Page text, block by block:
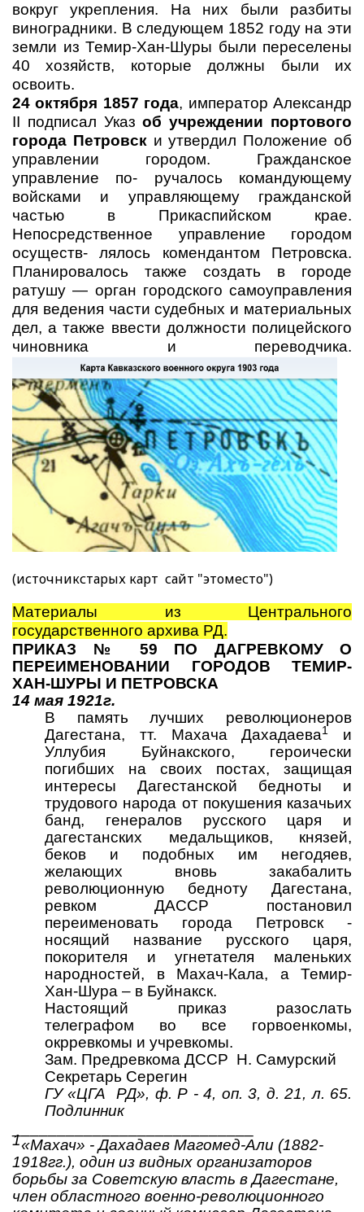
вокруг укрепления. На них были разбиты
виноградники. В следующем 1852 году на эти
земли из Темир-Хан-Шуры были переселены
40 хозяйств, которые должны были их
освоить.
24 октября 1857 года, император Александр
II подписал Указоб учреждении портового
города Петровски утвердил Положение об
управлении городом. Гражданское
управление по- ручалось командующему
войсками и управляющему гражданской
частью в Прикаспийском крае.
Непосредственное управление городом
осуществ- лялось комендантом Петровска.
Планировалось также создать в городе
ратушу — орган городского самоуправления
для ведения части судебных и материальных
дел, а также ввести должности полицейского
чиновника и переводчика.
(источникстарых карт сайт "этоместо")
Материалы из Центрального
государственного архива РД.
ПРИКАЗ № 59 ПО ДАГРЕВКОМУ О
ПЕРЕИМЕНОВАНИИ ГОРОДОВ ТЕМИР-
ХАН-ШУРЫ И ПЕТРОВСКА
14 мая 1921г.
В память лучших революционеров
Дагестана, тт. Махача Дахадаева1
и
Уллубия Буйнакского, героически
погибших на своих постах, защищая
интересы Дагестанской бедноты и
трудового народа от покушения казачьих
банд, генералов русского царя и
дагестанских медальщиков, князей,
беков и подобных им негодяев,
желающих вновь закабалить
революционную бедноту Дагестана,
ревком ДАССР постановил
переименовать города Петровск -
носящий название русского царя,
покорителя и угнетателя маленьких
народностей, в Махач-Кала, а Темир-
Хан-Шура – в Буйнакск.
Настоящий приказ разослать
телеграфом во все горвоенкомы,
окрревкомы и учревкомы.
Зам. Предревкома ДССР Н. Самурский
Секретарь Серегин
ГУ «ЦГА РД», ф. Р - 4, оп. 3, д. 21, л. 65.
Подлинник
1«Махач» - Дахадаев Магомед-Али (1882-
1918гг.), один из видных организаторов
борьбы за Советскую власть в Дагестане,
член областного военно-революционного